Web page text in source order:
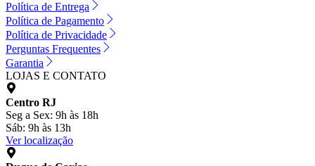
Política de Entrega
Política de Pagamento
Política de Privacidade
Perguntas Frequentes
Garantia
LOJAS E CONTATO
Centro RJ
Seg a Sex: 9h às 18h
Sáb: 9h às 13h
Ver localização